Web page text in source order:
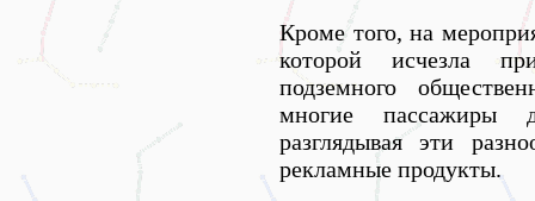
Кроме того, на
которой исчезла
подземного
многие пассажиры
разглядывая эти
рекламные продукты.